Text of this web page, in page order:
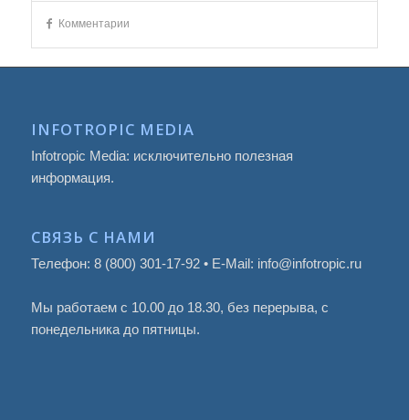
Комментарии
INFOTROPIC MEDIA
Infotropic Media: исключительно полезная
информация.
СВЯЗЬ С НАМИ
Телефон: 8 (800) 301-17-92 • E-Mail: info@infotropic.ru
Мы работаем с 10.00 до 18.30, без перерыва, с
понедельника до пятницы.